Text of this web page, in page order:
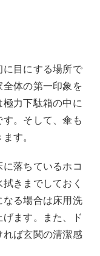
目にする場所で
体の第一印象を
力下駄箱の中に
。そして、傘も
す。
落ちているホコ
きまでしておく
る場合は床用洗
ます。また、ド
ば玄関の清潔感